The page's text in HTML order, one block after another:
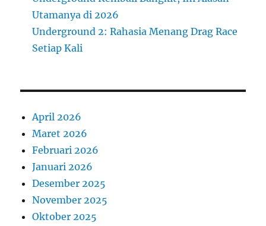
Utamanya di 2026
Underground 2: Rahasia Menang Drag Race
Setiap Kali
April 2026
Maret 2026
Februari 2026
Januari 2026
Desember 2025
November 2025
Oktober 2025